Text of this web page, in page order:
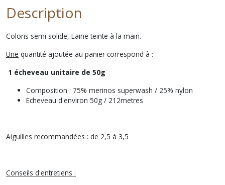
Description
Coloris semi solide, Laine teinte à la main.
Une quantité ajoutée au panier correspond à :
1 écheveau unitaire de 50g
Composition : 75% merinos superwash / 25% nylon
Echeveau d'environ 50g / 212metres
Aiguilles recommandées : de 2,5 à 3,5
Conseils d'entretiens :